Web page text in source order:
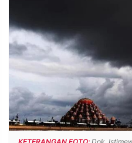
MANCA
INFORMASI
PRIVACY
POLICY
BERITA
WARGA
INFORMASI
IKLAN
KIRIM
TULISAN